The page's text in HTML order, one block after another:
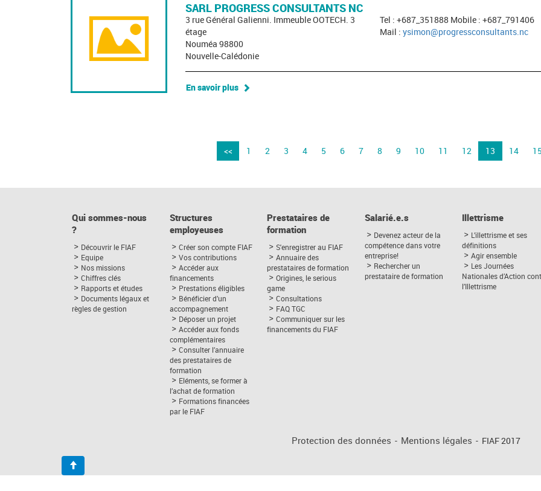
SARL PROGRESS CONSULTANTS NC
3 rue Général Galienni. Immeuble OOTECH. 3
étage
Nouméa 98800
Nouvelle-Calédonie
Tel : +687_351888 Mobile : +687_791406
Mail : ysimon@progressconsultants.nc
En savoir plus
<< 1 2 3 4 5 6 7 8 9 10 11 12 13 14 15
Qui sommes-nous
?
Découvrir le FIAF
Equipe
Nos missions
Chiffres clés
Rapports et études
Documents légaux et
règles de gestion
Structures
employeuses
Créer son compte FIAF
Vos contributions
Accéder aux
financements
Prestations éligibles
Bénéficier d’un
accompagnement
Déposer un projet
Accéder aux fonds
complémentaires
Consulter l’annuaire
des prestataires de
formation
Eléments, se former à
l’achat de formation
Formations financées
par le FIAF
Prestataires de
formation
S'enregistrer au FIAF
Annuaire des
prestataires de formation
Origines, le serious
game
Consultations
FAQ TGC
Communiquer sur les
financements du FIAF
Salarié.e.s
Devenez acteur de la
compétence dans votre
entreprise!
Rechercher un
prestataire de formation
Illettrisme
L’illettrisme et ses
définitions
Agir ensemble
Les Journées
Nationales d’Action
l’Illettrisme
Protection des données - Mentions légales - FIAF 2017